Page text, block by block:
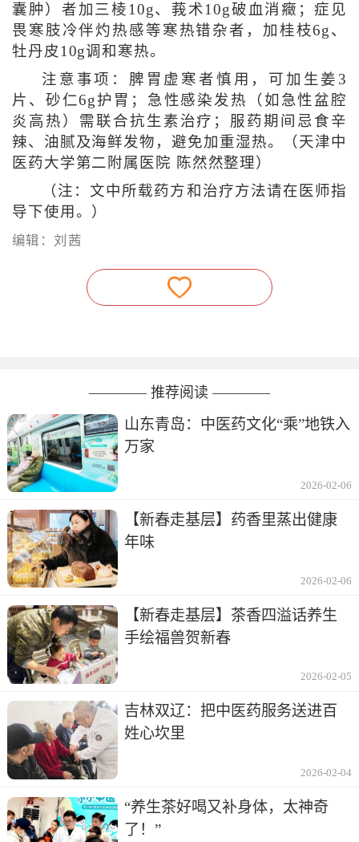
囊肿）者加三棱10g、莪术10g破血消癥；症见
畏寒肢冷伴灼热感等寒热错杂者，加桂枝6g、
牡丹皮10g调和寒热。
注意事项：脾胃虚寒者慎用，可加生姜3
片、砂仁6g护胃；急性感染发热（如急性盆腔
炎高热）需联合抗生素治疗；服药期间忌食辛
辣、油腻及海鲜发物，避免加重湿热。
（天津中
医药大学第二附属医院 陈然然整理）
（注：文中所载药方和治疗方法请在医师指
导下使用。）
编辑：刘茜
———— 推荐阅读 ————
山东青岛：中医药文化“乘”地铁入
万家
2026-02-06
【新春走基层】药香里蒸出健康
年味
2026-02-06
【新春走基层】茶香四溢话养生
手绘福兽贺新春
2026-02-05
吉林双辽：把中医药服务送进百
姓心坎里
2026-02-04
“养生茶好喝又补身体，太神奇
了！”